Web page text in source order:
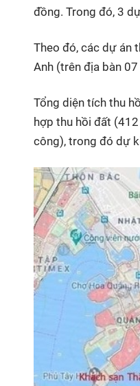
đồng. Trong đó, 3
Theo đó, các dự án
Anh (trên địa bàn 07
Tổng diện tích thu
hợp thu hồi đất
công), trong đó dự